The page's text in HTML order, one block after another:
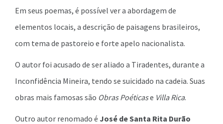
Em seus poemas, é possível ver a abordagem de
elementos locais, a descrição de paisagens brasileiros,
com tema de pastoreio e forte apelo nacionalista.
O autor foi acusado de ser aliado a Tiradentes, durante a
Inconfidência Mineira, tendo se suicidado na cadeia. Suas
obras mais famosas são Obras Poéticase Villa Rica.
Outro autor renomado é José de Santa Rita Durão